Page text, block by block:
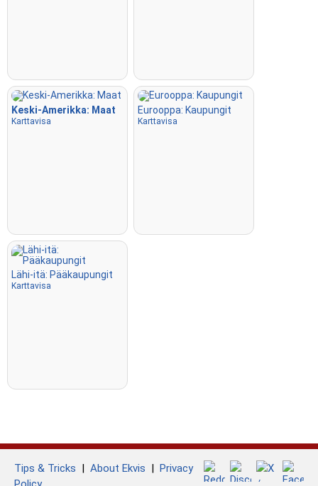
Keski-Amerikka: Maat
Karttavisa
Eurooppa: Kaupungit
Karttavisa
Lähi-itä: Pääkaupungit
Karttavisa
Tips & Tricks | About Ekvis | Privacy